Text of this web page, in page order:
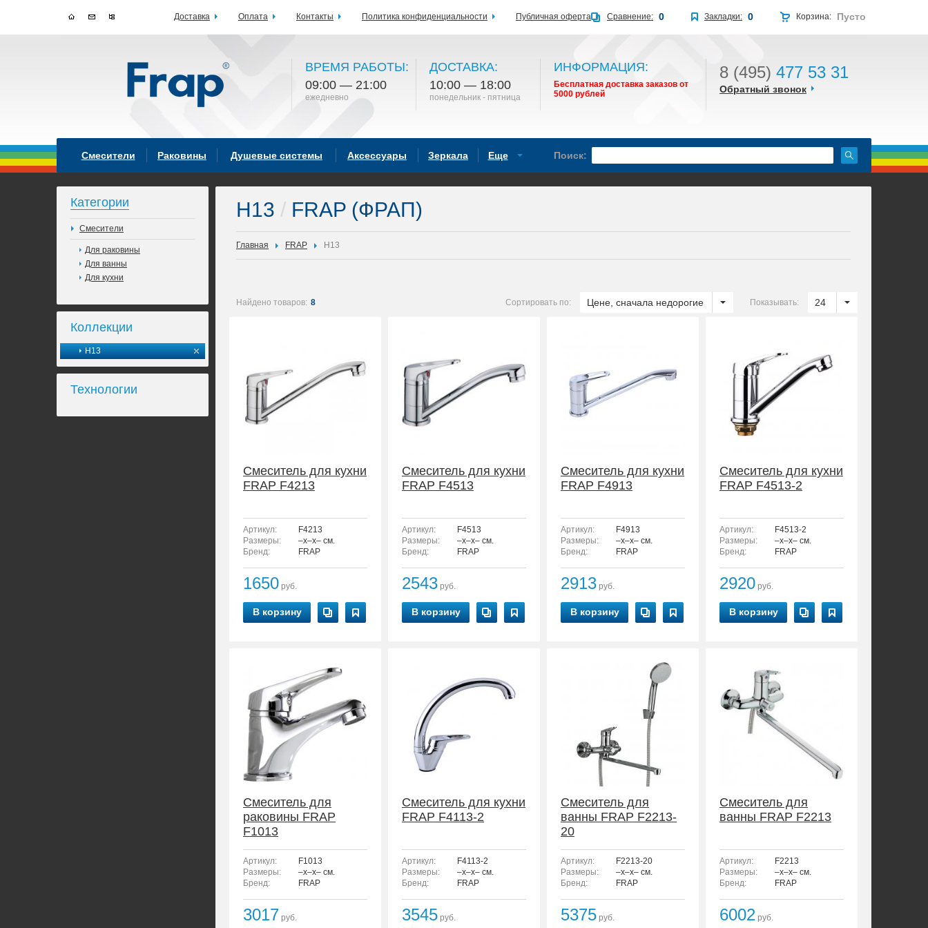
ВРЕМЯ РАБОТЫ:
09:00 — 21:00
ежедневно
ДОСТАВКА:
10:00 — 18:00
понедельник - пятница
ИНФОРМАЦИЯ:
Бесплатная доставка заказов от
5000 рублей
8 (495) 477 53 31
Обратный звонок
Смесители Раковины Душевые системы Аксессуары Зеркала Еще Поиск:
Категории
Смесители
Для раковины
Для ванны
Для кухни
Коллекции
H13
Технологии
H13 / FRAP (ФРАП)
Главная FRAP H13
Найдено товаров: 8 Показывать: 24
Сортировать по: Цене, сначала недорогие
Смеситель для кухни
FRAP F4213
Артикул:
F4213
Размеры:
–x–x– см.
Бренд:
FRAP
1650 руб.
В корзину
Смеситель для кухни
FRAP F4513
Артикул:
F4513
Размеры:
–x–x– см.
Бренд:
FRAP
2543 руб.
В корзину
Смеситель для кухни
FRAP F4913
Артикул:
F4913
Размеры:
–x–x– см.
Бренд:
FRAP
2913 руб.
В корзину
Смеситель для кухни
FRAP F4513-2
Артикул:
F4513-2
Размеры:
–x–x– см.
Бренд:
FRAP
2920 руб.
В корзину
Смеситель для
раковины FRAP
F1013
Артикул:
F1013
Размеры:
–x–x– см.
Бренд:
FRAP
3017 руб.
Смеситель для кухни
FRAP F4113-2
Артикул:
F4113-2
Размеры:
–x–x– см.
Бренд:
FRAP
3545 руб.
Смеситель для
ванны FRAP F2213-
20
Артикул:
F2213-20
Размеры:
–x–x– см.
Бренд:
FRAP
5375 руб.
Смеситель для
ванны FRAP F2213
Артикул:
F2213
Размеры:
–x–x– см.
Бренд:
FRAP
6002 руб.
Доставка Оплата Контакты Политика конфиденциальности Публичная оферта Корзина: Пусто
Закладки: 0
Сравнение: 0